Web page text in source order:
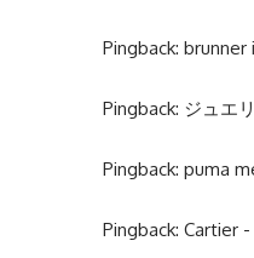
Pingback: brunner
Pingback: ジュエ
Pingback: puma
Pingback: Cartier